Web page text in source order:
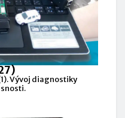
Vývoj diagnostiky